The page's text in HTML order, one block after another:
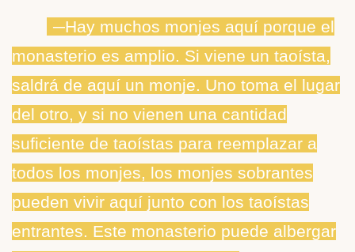
─Hay muchos monjes aquí porque el
monasterio es amplio. Si viene un taoísta,
saldrá de aquí un monje. Uno toma el lugar
del otro, y si no vienen una cantidad
suficiente de taoístas para reemplazar a
todos los monjes, los monjes sobrantes
pueden vivir aquí junto con los taoístas
entrantes. Este monasterio puede albergar